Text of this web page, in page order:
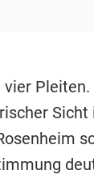
vier